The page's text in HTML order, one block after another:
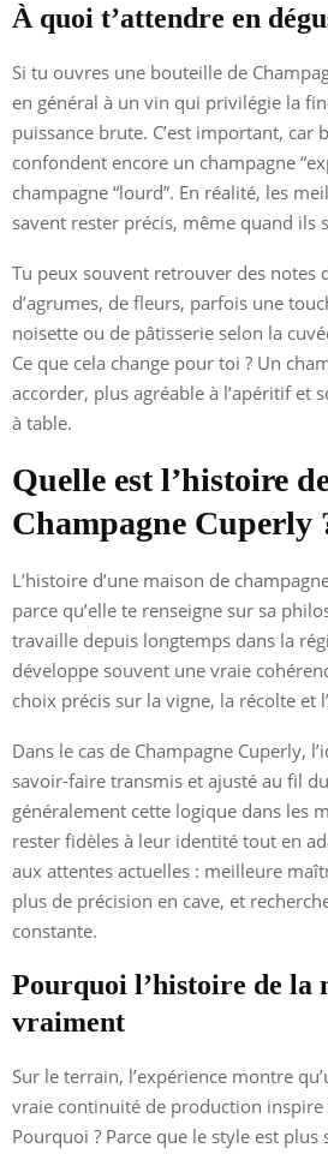
À quoi t’attendre en
Si tu ouvres une bouteille de
en général à un vin qui privilégie la
puissance brute. C’est important, car
confondent encore un champagne
champagne “lourd”. En réalité, les
savent rester précis, même quand ils
Tu peux souvent retrouver des notes
d’agrumes, de fleurs, parfois une
noisette ou de pâtisserie selon la
Ce que cela change pour toi ? Un
accorder, plus agréable à l’apéritif et
à table.
Quelle est l’histoire
Champagne Cuperly
L’histoire d’une maison de
parce qu’elle te renseigne sur sa
travaille depuis longtemps dans la
développe souvent une vraie
choix précis sur la vigne, la récolte et
Dans le cas de Champagne Cuperly,
savoir-faire transmis et ajusté au fil
généralement cette logique dans les
rester fidèles à leur identité tout en
aux attentes actuelles : meilleure
plus de précision en cave, et
constante.
Pourquoi l’histoire de la
vraiment
Sur le terrain, l’expérience montre
vraie continuité de production inspire
Pourquoi ? Parce que le style est plus